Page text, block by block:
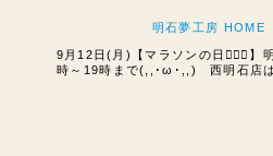
明石夢工房 HOME
9月12日(月)【マラソンの日🏃🏻‍♂️】
時～19時まで(,,･ω･,,) 西明石店